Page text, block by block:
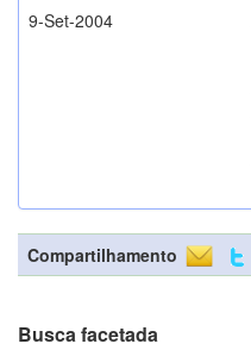
9-Set-2004
Compartilhamento
Busca facetada